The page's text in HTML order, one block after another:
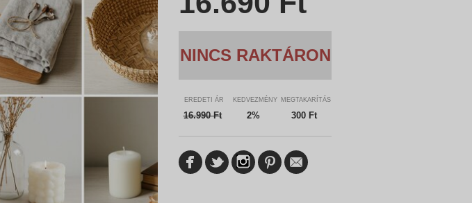
NINCS RAKTÁRON
EREDETI ÁR KEDVEZMÉNY MEGTAKARÍTÁS
16.990Ft 2% 300 Ft